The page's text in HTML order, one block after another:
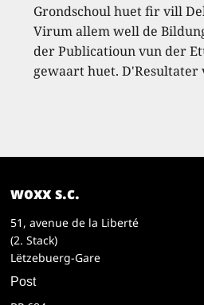
Grondschoul huet fir vill
Virum allem well de
der Publicatioun vun der
gewaart huet. D'Resultater
woxx s.c.
51, avenue de la Liberté
(2. Stack)
Lëtzebuerg-Gare
Post